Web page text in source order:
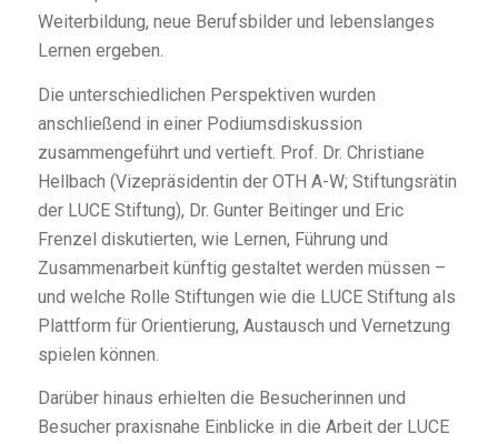
Weiterbildung, neue Berufsbilder und lebenslanges
Lernen ergeben.
Die unterschiedlichen Perspektiven wurden
anschließend in einer Podiumsdiskussion
zusammengeführt und vertieft. Prof. Dr. Christiane
Hellbach (Vizepräsidentin der OTH A-W; Stiftungsrätin
der LUCE Stiftung), Dr. Gunter Beitinger und Eric
Frenzel diskutierten, wie Lernen, Führung und
Zusammenarbeit künftig gestaltet werden müssen –
und welche Rolle Stiftungen wie die LUCE Stiftung als
Plattform für Orientierung, Austausch und Vernetzung
spielen können.
Darüber hinaus erhielten die Besucherinnen und
Besucher praxisnahe Einblicke in die Arbeit der LUCE